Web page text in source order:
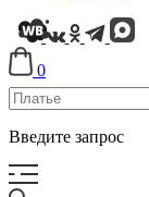
0
Введите запрос